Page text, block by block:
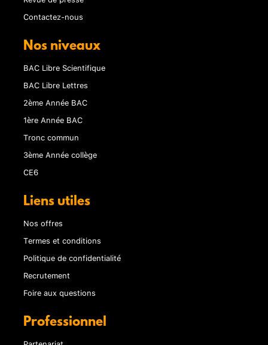
Contactez-nous
Nos niveaux
BAC Libre Scientifique
BAC Libre Lettres
2ème Année BAC
1ère Année BAC
Tronc commun
3ème Année collège
CE6
Liens utiles
Nos offres
Termes et conditions
Politique de confidentialité
Recrutement
Foire aux questions
Professionnel